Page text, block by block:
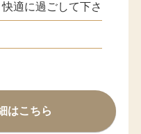
適に過ごして下さ
はこちら